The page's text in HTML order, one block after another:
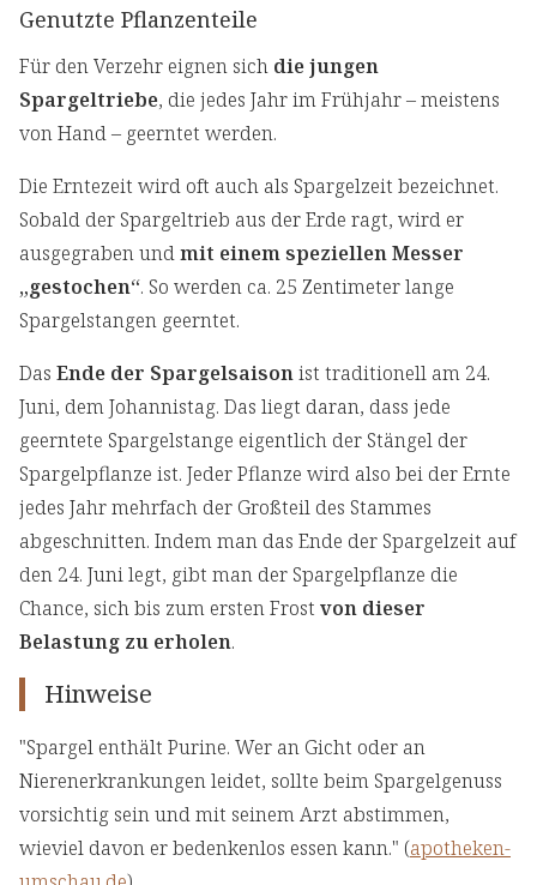
Genutzte Pflanzenteile
Für den Verzehr eignen sich die jungen
Spargeltriebe, die jedes Jahr im Frühjahr – meistens
von Hand – geerntet werden.
Die Erntezeit wird oft auch als Spargelzeit bezeichnet.
Sobald der Spargeltrieb aus der Erde ragt, wird er
ausgegraben undmit einem speziellen Messer
„gestochen“. So werden ca. 25 Zentimeter lange
Spargelstangen geerntet.
Das Ende der Spargelsaisonist traditionell am 24.
Juni, dem Johannistag. Das liegt daran, dass jede
geerntete Spargelstange eigentlich der Stängel der
Spargelpflanze ist. Jeder Pflanze wird also bei der Ernte
jedes Jahr mehrfach der Großteil des Stammes
abgeschnitten. Indem man das Ende der Spargelzeit auf
den 24. Juni legt, gibt man der Spargelpflanze die
Chance, sich bis zum ersten Frost von dieser
Belastung zu erholen.
Hinweise
"Spargel enthält Purine. Wer an Gicht oder an
Nierenerkrankungen leidet, sollte beim Spargelgenuss
vorsichtig sein und mit seinem Arzt abstimmen,
wieviel davon er bedenkenlos essen kann." (apotheken-